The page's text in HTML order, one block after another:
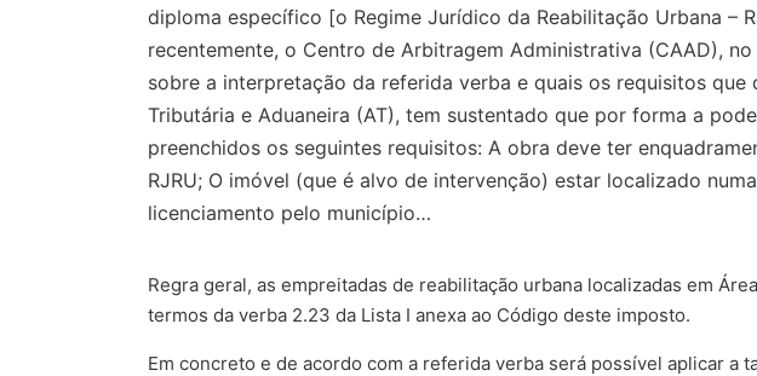
diploma específico [o Regime Jurídico da Reabilitação Urbana –
recentemente, o Centro de Arbitragem Administrativa (CAAD),
sobre a interpretação da referida verba e quais os requisitos
Tributária e Aduaneira (AT), tem sustentado que por forma a
preenchidos os seguintes requisitos: A obra deve ter
RJRU; O imóvel (que é alvo de intervenção) estar localizado
licenciamento pelo município…
Regra geral, as empreitadas de reabilitação urbana localizadas em
termos da verba 2.23 da Lista I anexa ao Código deste imposto.
Em concreto e de acordo com a referida verba será possível aplicar